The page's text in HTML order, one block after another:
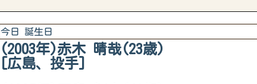
今日 誕生日
(2003年)赤木 晴哉(23歳)
[広島、投手]